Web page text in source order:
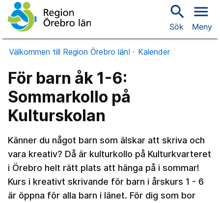
search
Sök
menu
Meny
Välkommen till Region Örebro län! Kalender
För barn åk 1-6:
Sommarkollo på
Kulturskolan
Känner du något barn som älskar att skriva och
vara kreativ? Då är kulturkollo på Kulturkvarteret
i Örebro helt rätt plats att hänga på i sommar!
Kurs i kreativt skrivande för barn i årskurs 1 - 6
är öppna för alla barn i länet. För dig som bor